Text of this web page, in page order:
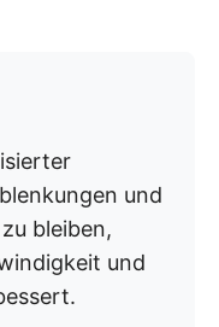
und
bleiben,
und